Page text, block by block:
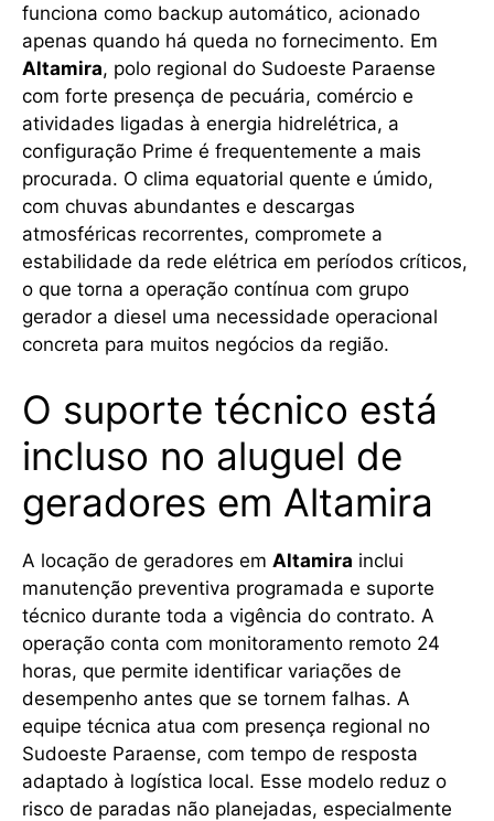
funciona como backup automático, acionado
apenas quando há queda no fornecimento. Em
Altamira, polo regional do Sudoeste Paraense
com forte presença de pecuária, comércio e
atividades ligadas à energia hidrelétrica, a
configuração Prime é frequentemente a mais
procurada. O clima equatorial quente e úmido,
com chuvas abundantes e descargas
atmosféricas recorrentes, compromete a
estabilidade da rede elétrica em períodos críticos,
o que torna a operação contínua com grupo
gerador a diesel uma necessidade operacional
concreta para muitos negócios da região.
O suporte técnico está
incluso no aluguel de
geradores em Altamira
A locação de geradores em Altamira inclui
manutenção preventiva programada e suporte
técnico durante toda a vigência do contrato. A
operação conta com monitoramento remoto 24
horas, que permite identificar variações de
desempenho antes que se tornem falhas. A
equipe técnica atua com presença regional no
Sudoeste Paraense, com tempo de resposta
adaptado à logística local. Esse modelo reduz o
risco de paradas não planejadas, especialmente